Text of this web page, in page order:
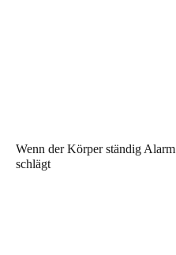
Wenn der Körper ständig Alarm
schlägt